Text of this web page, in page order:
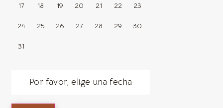
17 18 19 20 21 22 23
24 25 26 27 28 29 30
31
Por favor, elige una fecha